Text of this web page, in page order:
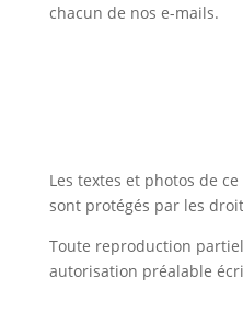
chacun de nos e-mails.
Les textes et photos de
sont protégés par les
Toute reproduction
autorisation préalable